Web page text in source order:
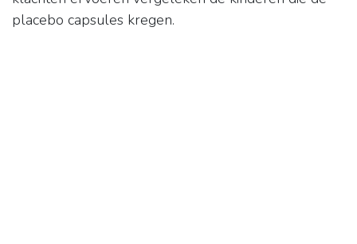
placebo capsules kregen.